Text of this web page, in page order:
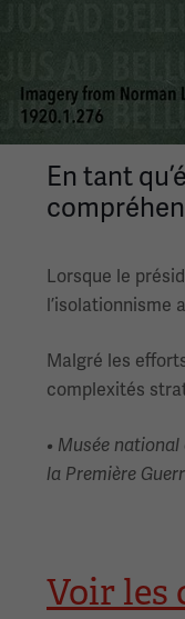
En tant
Lorsque le
l’isolationnisme
Malgré les
complexités
• Musée
la Première
Voir les